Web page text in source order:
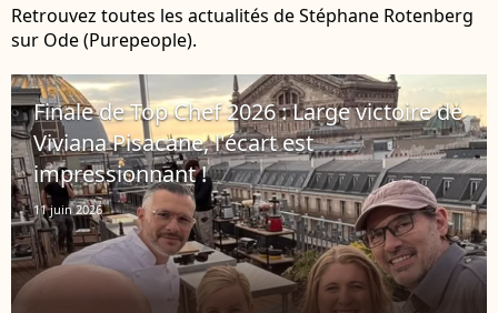
Retrouvez toutes les actualités de Stéphane Rotenberg
sur Ode (Purepeople).
Finale de Top Chef 2026 : Large victoire de
Viviana Pisacane, l'écart est
impressionnant !
11 juin 2026